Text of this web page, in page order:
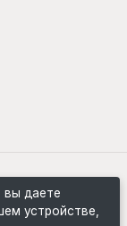
вы даете
устройстве,